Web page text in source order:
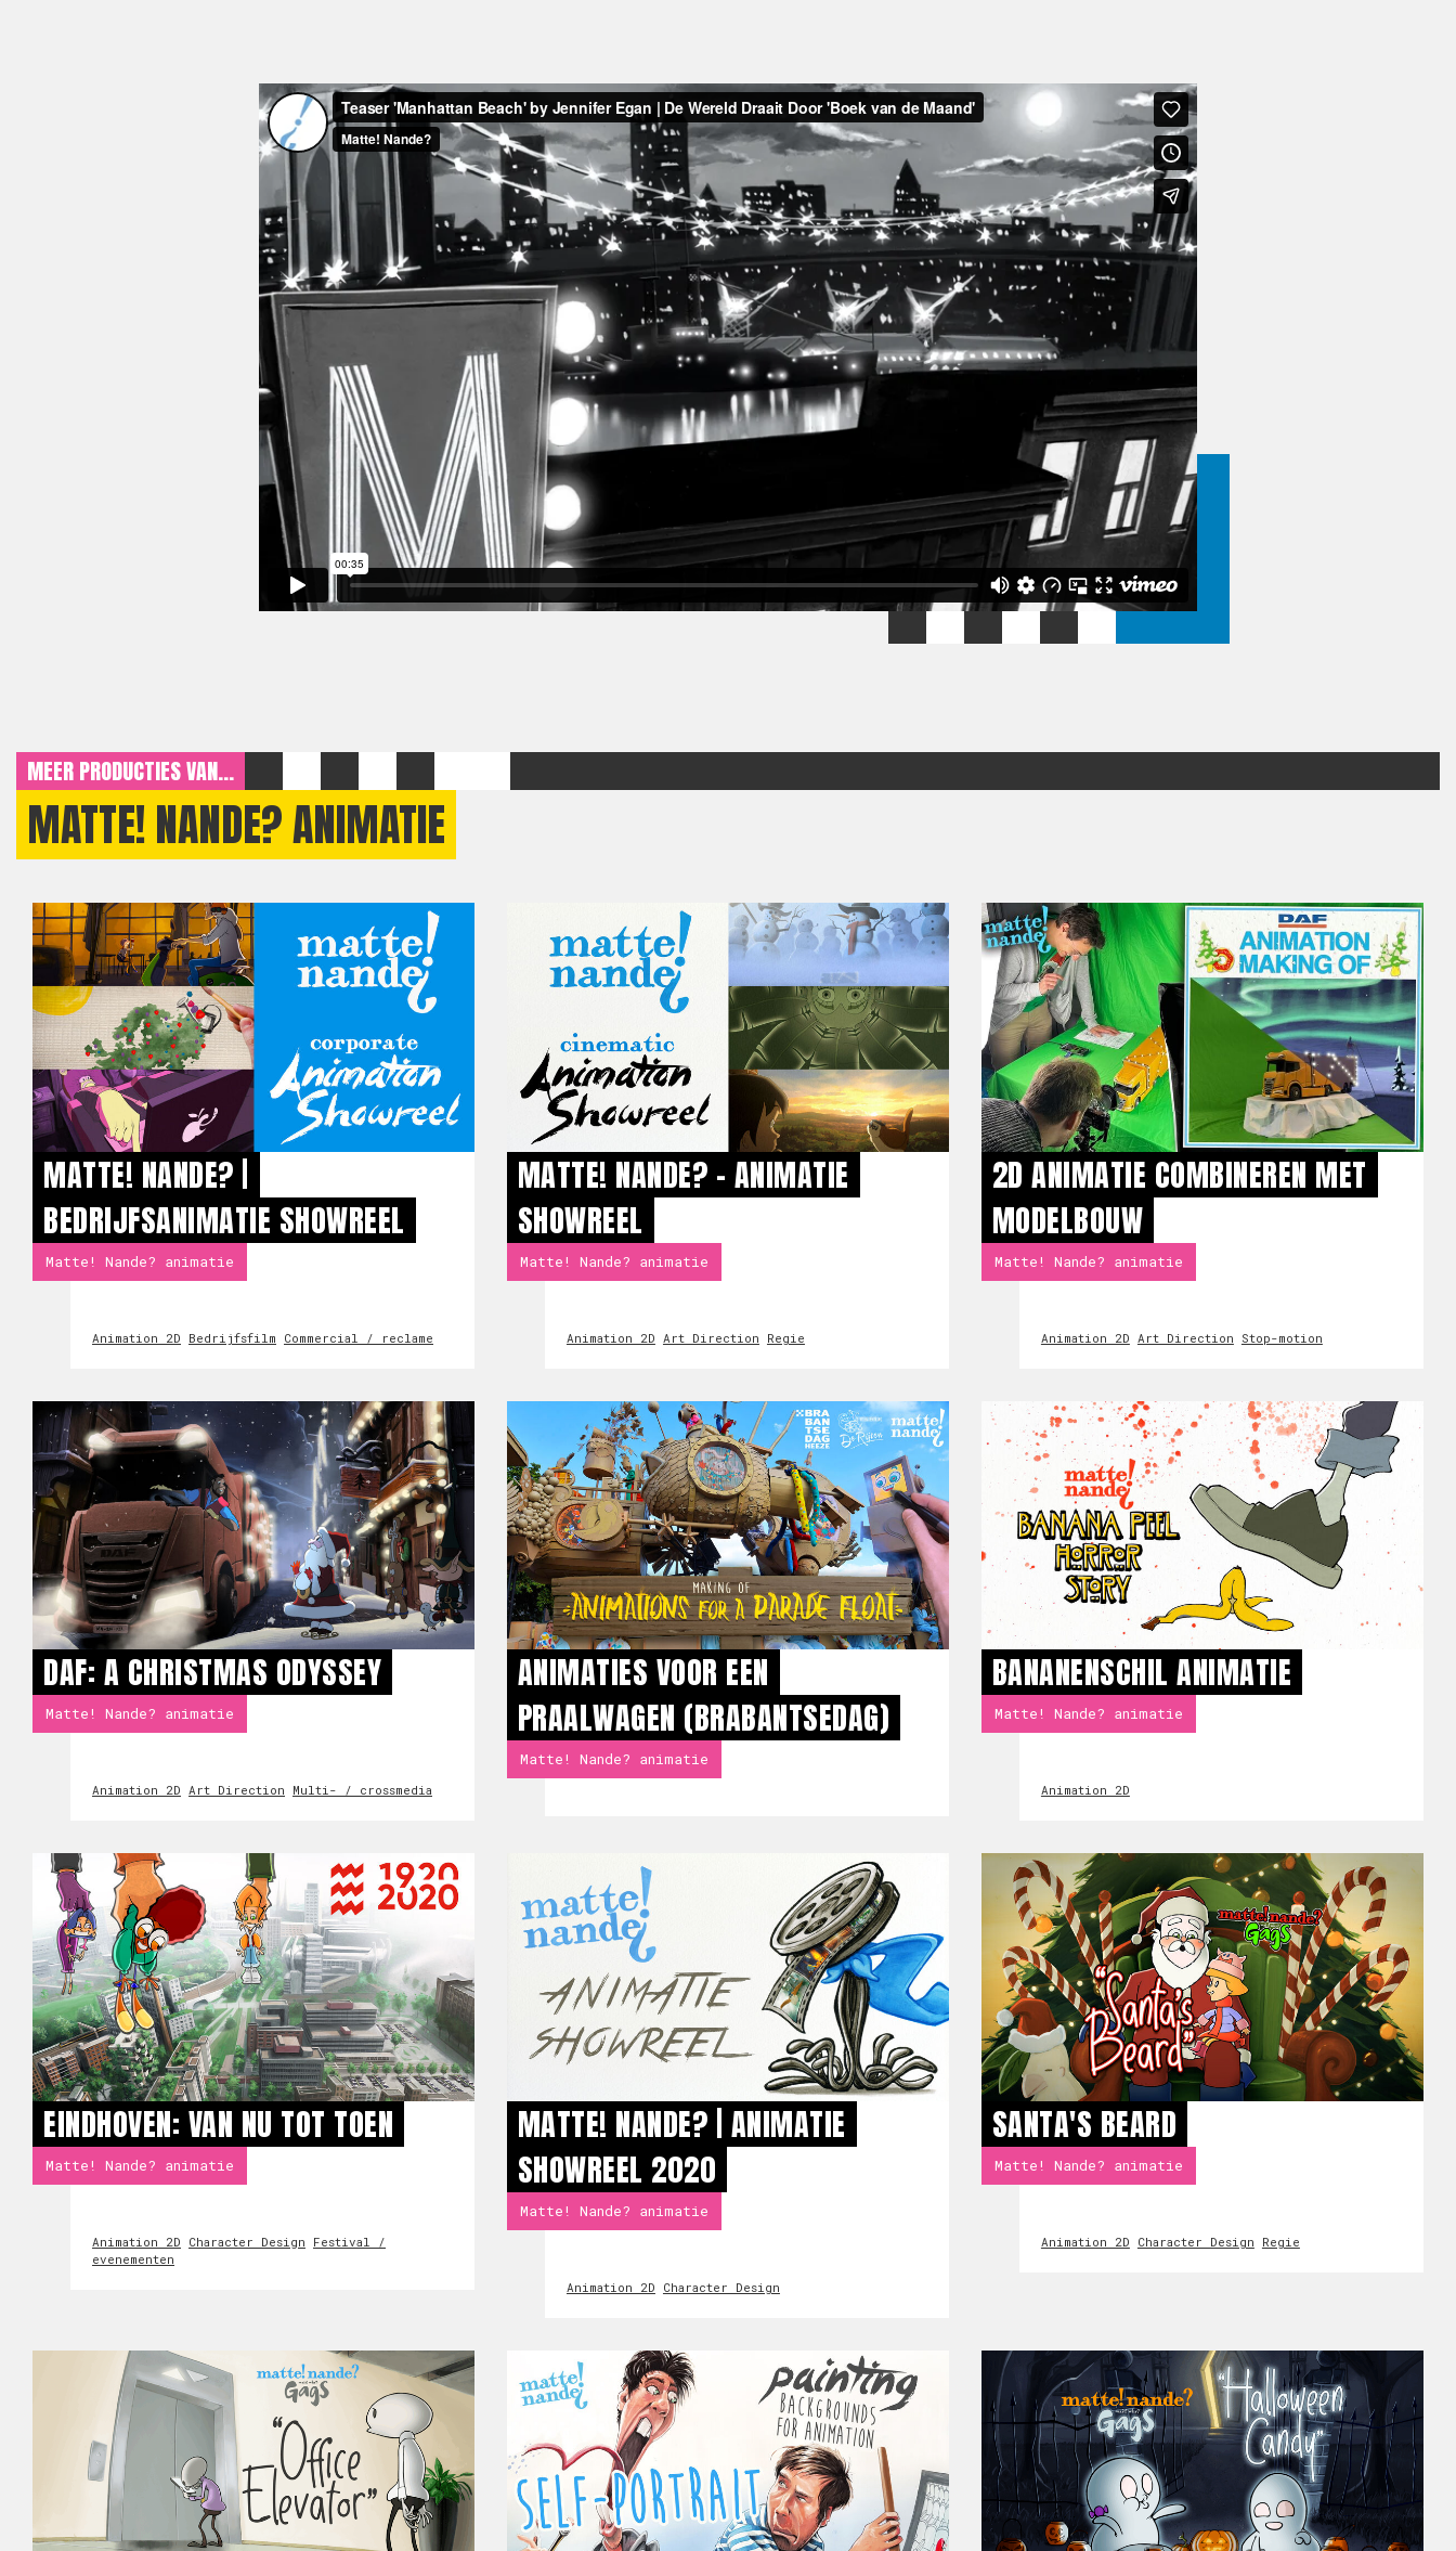
MEER PRODUCTIES VAN...
MATTE! NANDE? ANIMATIE
MATTE! NANDE? |
BEDRIJFSANIMATIE SHOWREEL
Matte! Nande? animatie
Animation 2D Bedrijfsfilm Commercial / reclame
MATTE! NANDE? - ANIMATIE
SHOWREEL
Matte! Nande? animatie
Animation 2D Art Direction Regie
2D ANIMATIE COMBINEREN MET
MODELBOUW
Matte! Nande? animatie
Animation 2D Art Direction Stop-motion
DAF: A CHRISTMAS ODYSSEY
Matte! Nande? animatie
Animation 2D Art Direction Multi- / crossmedia
ANIMATIES VOOR EEN
PRAALWAGEN (BRABANTSEDAG)
Matte! Nande? animatie
BANANENSCHIL ANIMATIE
Matte! Nande? animatie
Animation 2D
EINDHOVEN: VAN NU TOT TOEN
Matte! Nande? animatie
Animation 2D Character Design Festival /
evenementen
MATTE! NANDE? | ANIMATIE
SHOWREEL 2020
Matte! Nande? animatie
Animation 2D Character Design
SANTA'S BEARD
Matte! Nande? animatie
Animation 2D Character Design Regie